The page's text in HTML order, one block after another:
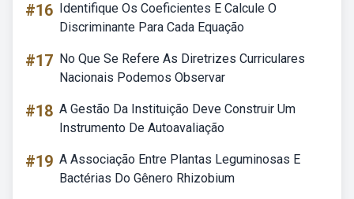
#16 Identifique Os Coeficientes E Calcule O
Discriminante Para Cada Equação
#17 No Que Se Refere As Diretrizes Curriculares
Nacionais Podemos Observar
#18 A Gestão Da Instituição Deve Construir Um
Instrumento De Autoavaliação
#19 A Associação Entre Plantas Leguminosas E
Bactérias Do Gênero Rhizobium